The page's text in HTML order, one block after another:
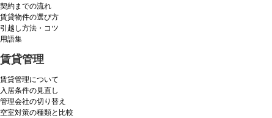
契約までの流れ
賃貸物件の選び方
引越し方法・コツ
用語集
賃貸管理
賃貸管理について
入居条件の見直し
管理会社の切り替え
空室対策の種類と比較